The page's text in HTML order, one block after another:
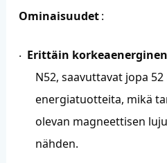
Ominaisuudet:
· Erittäin
N52, saavuttavat jopa 52
energiatuotteita, mikä
olevan magneettisen
nähden.